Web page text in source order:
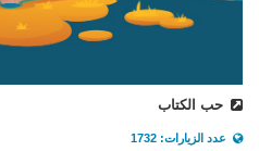
حب الكتاب
عدد الزيارات: 1732